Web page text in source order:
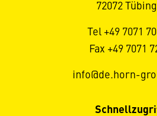
72072
Tel +49 7071
Fax +49 7071
info@de.horn-